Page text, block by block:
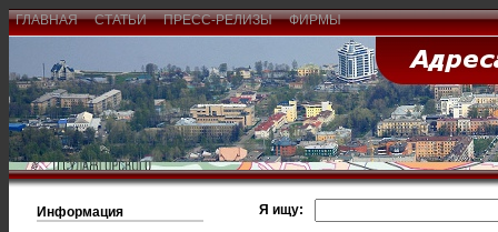
ГЛАВНАЯ СТАТЬИ ПРЕСС-РЕЛИЗЫ ФИРМЫ
Информация
Я ищу: